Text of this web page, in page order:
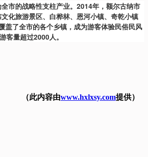
市的战略性支柱产业。2014年，额尔古纳市
化旅游景区、白桦林、恩河小镇、奇乾小镇
盖了全市的各个乡镇，成为游客体验民俗民风
量超过2000人。
（此内容由www.hxlxsy.com提供）